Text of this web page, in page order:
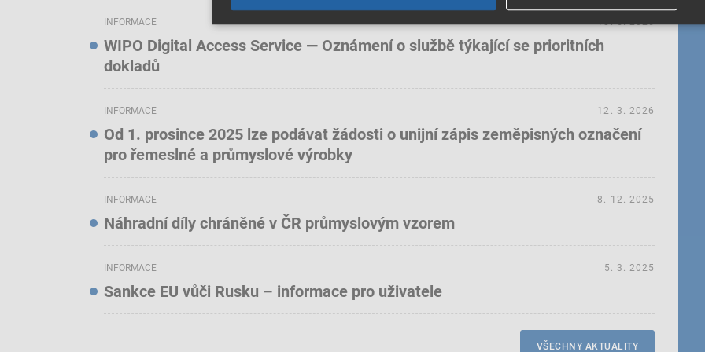
INFORMACE
WIPO Digital Access Service — Oznámení o službě týkající se prioritních
dokladů
18. 5. 2026
INFORMACE
Od 1. prosince 2025 lze podávat žádosti o unijní zápis zeměpisných označení
pro řemeslné a průmyslové výrobky
12. 3. 2026
INFORMACE
Náhradní díly chráněné v ČR průmyslovým vzorem
8. 12. 2025
INFORMACE
Sankce EU vůči Rusku – informace pro uživatele
5. 3. 2025
VŠECHNY AKTUALITY